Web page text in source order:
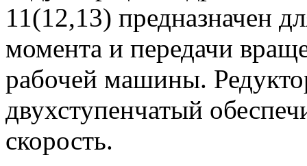
11(12,13) предназначен
момента и передачи
рабочей машины.
двухступенчатый
скорость.